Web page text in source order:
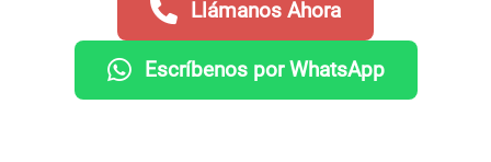
Llámanos Ahora
Escríbenos por WhatsApp